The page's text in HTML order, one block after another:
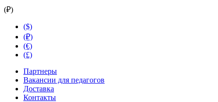
(₽)
($)
(₽)
(€)
(£)
Партнеры
Вакансии для педагогов
Доставка
Контакты